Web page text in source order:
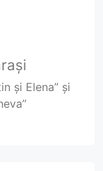
și Elena” și